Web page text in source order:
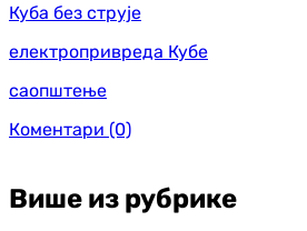
Куба без струје
електропривреда Кубе
саопштење
Коментари (0)
Више из рубрике